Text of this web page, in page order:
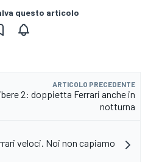
questo articolo
ARTICOLO PRECEDENTE
2: doppietta Ferrari anche in
notturna
veloci. Noi non capiamo